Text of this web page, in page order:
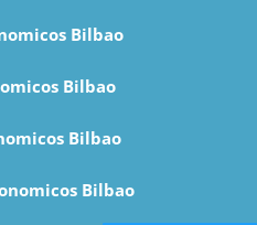
Bilbao
Bilbao
Bilbao
Bilbao